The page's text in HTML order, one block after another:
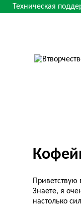
Техническая
Знаете, я
настолько